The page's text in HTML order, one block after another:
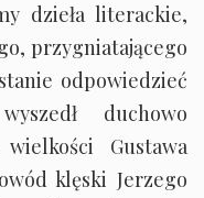
dzieła literackie,
przygniatającego
odpowiedzieć
duchowo
Gustawa
klęski Jerzego